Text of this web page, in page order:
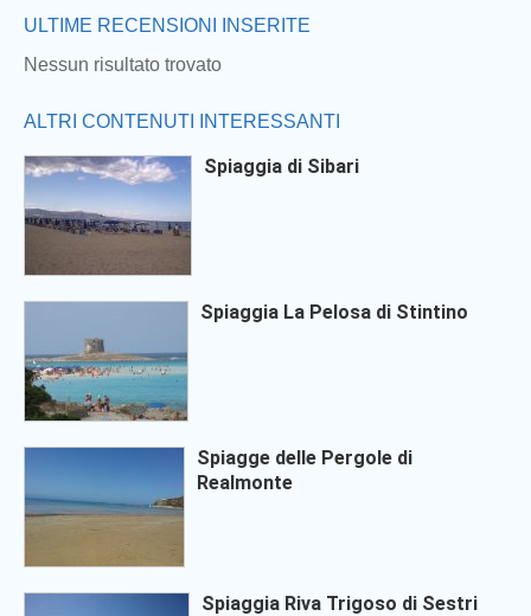
ULTIME RECENSIONI INSERITE
Nessun risultato trovato
ALTRI CONTENUTI INTERESSANTI
Spiaggia di Sibari
Spiaggia La Pelosa di Stintino
Spiagge delle Pergole di
Realmonte
Spiaggia Riva Trigoso di Sestri